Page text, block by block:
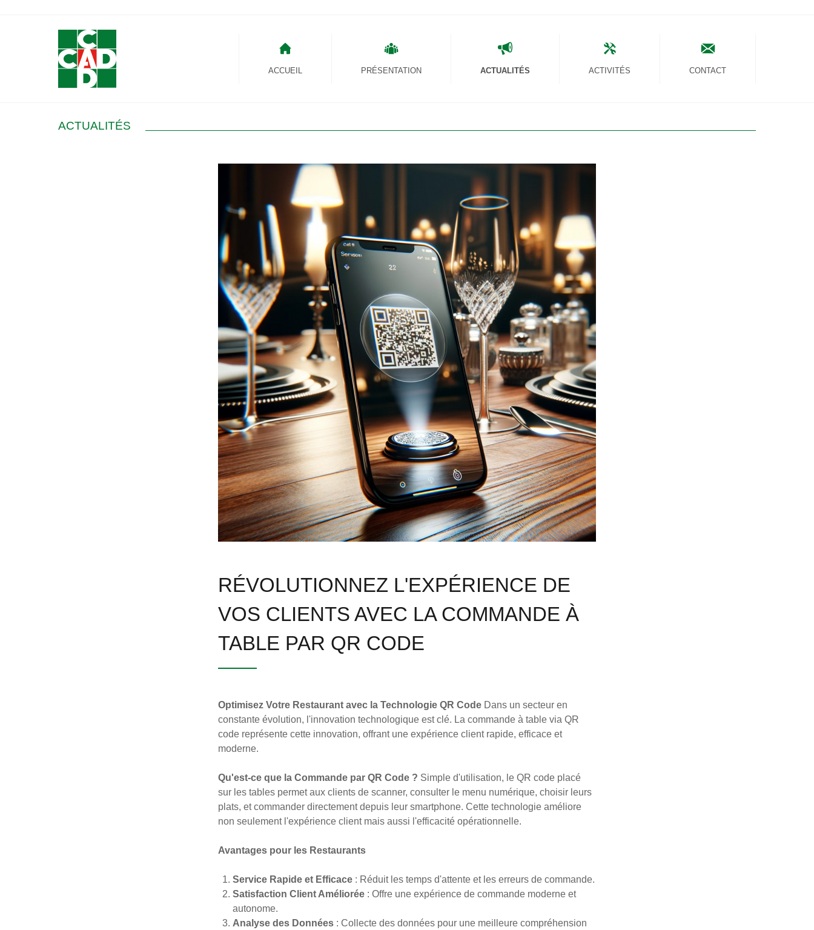
ACCUEIL PRÉSENTATION ACTUALITÉS ACTIVITÉS CONTACT
ACTUALITÉS
RÉVOLUTIONNEZ L'EXPÉRIENCE DE
VOS CLIENTS AVEC LA COMMANDE À
TABLE PAR QR CODE
Optimisez Votre Restaurant avec la Technologie QR Code Dans un secteur en
constante évolution, l'innovation technologique est clé. La commande à table via QR
code représente cette innovation, offrant une expérience client rapide, efficace et
moderne.
Qu'est-ce que la Commande par QR Code ? Simple d'utilisation, le QR code placé
sur les tables permet aux clients de scanner, consulter le menu numérique, choisir leurs
plats, et commander directement depuis leur smartphone. Cette technologie améliore
non seulement l'expérience client mais aussi l'efficacité opérationnelle.
Avantages pour les Restaurants
Service Rapide et Efficace : Réduit les temps d'attente et les erreurs de commande.
Satisfaction Client Améliorée : Offre une expérience de commande moderne et
autonome.
Analyse des Données : Collecte des données pour une meilleure compréhension